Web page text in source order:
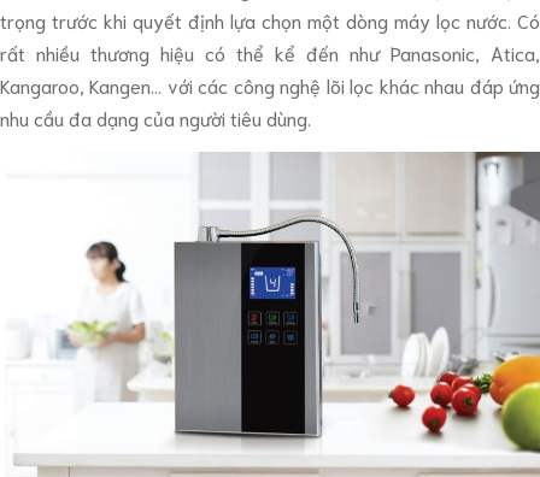
trọng trước khi quyết định lựa chọn một dòng máy lọc nước. Có
rất nhiều thương hiệu có thể kể đến như Panasonic, Atica,
Kangaroo, Kangen… với các công nghệ lõi lọc khác nhau đáp ứng
nhu cầu đa dạng của người tiêu dùng.